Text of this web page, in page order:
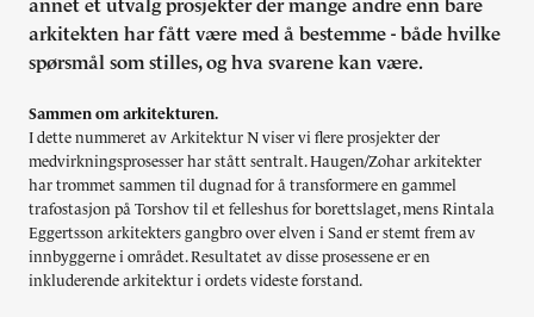
annet et utvalg prosjekter der mange andre enn bare
arkitekten har fått være med å bestemme - både hvilke
spørsmål som stilles, og hva svarene kan være.
Sammen om arkitekturen.
I dette nummeret av Arkitektur N viser vi flere prosjekter der
medvirkningsprosesser har stått sentralt. Haugen/Zohar arkitekter
har trommet sammen til dugnad for å transformere en gammel
trafostasjon på Torshov til et felleshus for borettslaget, mens Rintala
Eggertsson arkitekters gangbro over elven i Sand er stemt frem av
innbyggerne i området. Resultatet av disse prosessene er en
inkluderende arkitektur i ordets videste forstand.